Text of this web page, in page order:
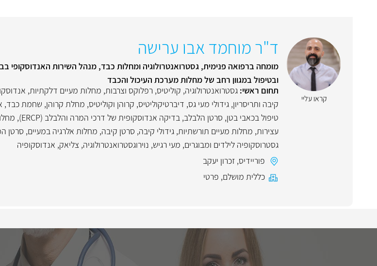
קראו עליי
ד"ר מוחמד אבו ערישה
מומחה ברפואה פנימית, גסטרואנטרולוגיה ומחלות כבד, מנהל השירות האנדוסקופי
ובטיפול במגוון רחב של מחלות מערכת העיכול והכבד
תחום ראשי: גסטרואנטרולוגיה, קוליטיס, רפלוקס וצרבות, מחלות מעיים דלקתיות,
קיבה ותריסריון, גידולי מעי גס, דיברטיקוליטיס, קרוהן וקוליטיס, מחלת קרוהן, שחמת כבד,
טיפול בכאבי בטן, סרטן הלבלב, בדיקה אנדוסקופית של דרכי המרה והלבלב (ERCP) ,
עצירות, מחלות מעיים תורשתיות, גידולי קיבה, סרטן קיבה, מחלות אלרגיה במעיים, סרטן
גסטרוסקופיה לילדים ומבוגרים, מעי רגיש, נוירוגסטרואנטרולוגיה, צליאק, אנדוסקופיה
פוריידיס, זכרון יעקב
כללית מושלם, פרטי